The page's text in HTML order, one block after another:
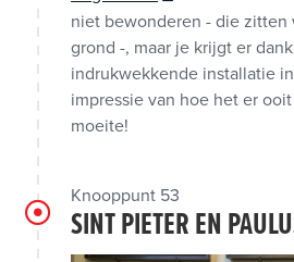
niet bewonderen - die
grond -, maar je krijgt er
indrukwekkende installatie
impressie van hoe het er
moeite!
Knooppunt 53
SINT PIETER EN